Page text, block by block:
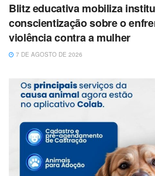
Blitz educativa mobiliza
conscientização sobre o
violência contra a mulher
7 DE AGOSTO DE 2026